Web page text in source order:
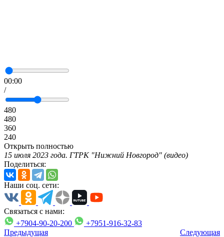
00:00
/
480
480
360
240
Открыть полностью
15 июля 2023 года. ГТРК "Нижний Новгород" (видео)
Поделиться:
Наши соц. сети:
Связаться с нами:
+7904-90-20-200
+7951-916-32-83
Предыдущая
Следующая